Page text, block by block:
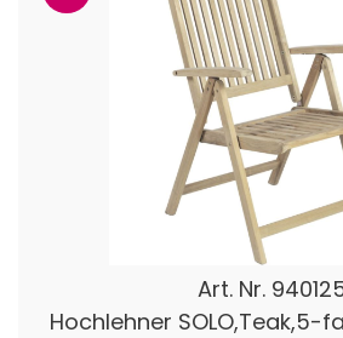
Art. Nr.
Hochlehner SOLO,Teak,5-